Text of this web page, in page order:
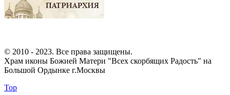
© 2010 - 2023. Все права защищены.
Храм иконы Божией Матери "Всех скорбящих Радость" на
Большой Ордынке г.Москвы
Top